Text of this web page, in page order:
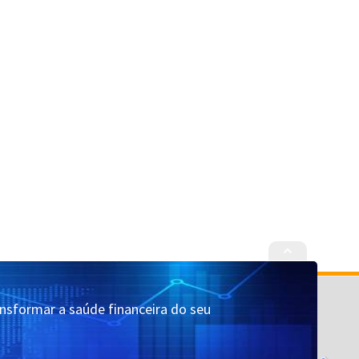
Cadastrar Quem Somos
a saúde financeira do seu